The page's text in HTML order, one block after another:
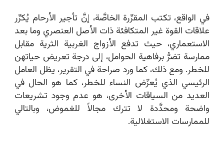
في الواقع، تكتب المقرِّرة الخاصَّة، إنَّ تأجير الأرحام يُكرِّر
علاقات القوة غير المتكافئة ذات الأصل العنصري وما بعد
الاستعماري، حيث تدفع الأزواج الغربية الثرية مقابل
ممارسة تضرُّ برفاهية الحوامل، إلى درجة تعريض حياتهن
للخطر. ومع ذلك، كما ورد صراحة في التقرير، يظل العامل
الرئيسي الذي يُعرِّض النساء للخطر، كما هو الحال في
العديد من السياقات الأخرى، هو عدم وجود تشريعات
واضحة ومحدَّدة لا تترك مجالاً للغموض، وبالتالي
للممارسات الاستغلالية.